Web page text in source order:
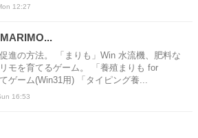
12:27
進の方法。 「まりも」Win 水流機、肥料な
モを育てるゲーム。 「養殖まりも for
ゲーム(Win31用) 「タイピング養...
16:53